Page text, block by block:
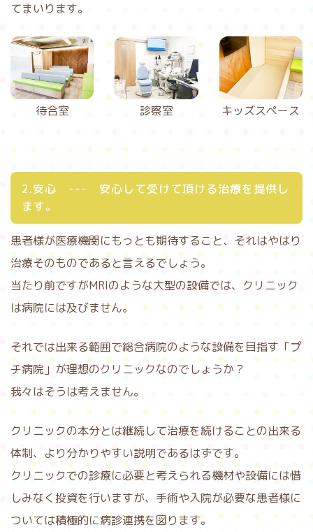
てまいります。
待合室 診察室 キッズスペース
2.安心 --- 安心して受けて頂ける治療を提供し
ます。
患者様が医療機関にもっとも期待すること、それはやはり
治療そのものであると言えるでしょう。
当たり前ですがMRIのような大型の設備では、クリニック
は病院には及びません。
それでは出来る範囲で総合病院のような設備を目指す「プ
チ病院」が理想のクリニックなのでしょうか？
我々はそうは考えません。
クリニックの本分とは継続して治療を続けることの出来る
体制、より分かりやすい説明であるはずです。
クリニックでの診療に必要と考えられる機材や設備には惜
しみなく投資を行いますが、手術や入院が必要な患者様に
ついては積極的に病診連携を図ります。